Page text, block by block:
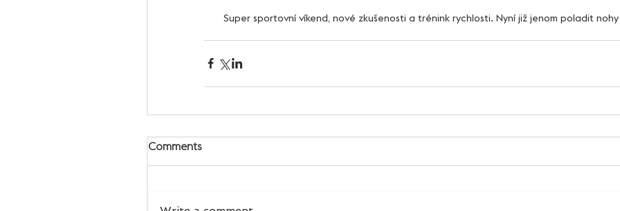
Super sportovní víkend, nové zkušenosti a trénink rychlosti. Nyní již jenom poladit
Comments